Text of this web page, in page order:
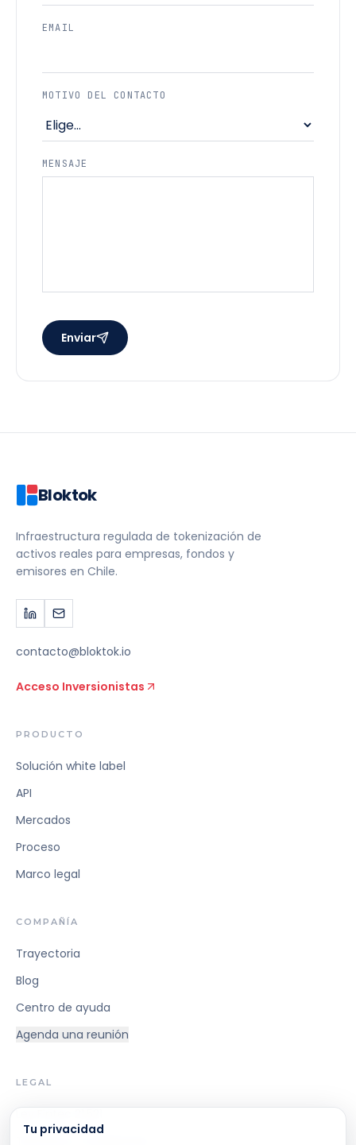
EMAIL
MOTIVO DEL CONTACTO
MENSAJE
Enviar
Bloktok
Infraestructura regulada de tokenización de
activos reales para empresas, fondos y
emisores en Chile.
contacto@bloktok.io
Acceso Inversionistas
PRODUCTO
Solución white label
API
Mercados
Proceso
Marco legal
COMPAÑÍA
Trayectoria
Blog
Centro de ayuda
Agenda una reunión
LEGAL
Términos y Condiciones
Tu privacidad